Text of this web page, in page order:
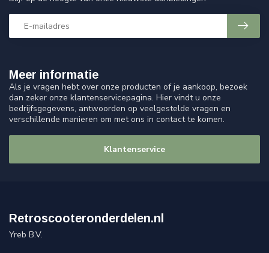
Meer informatie
Als je vragen hebt over onze producten of je aankoop, bezoek
dan zeker onze klantenservicepagina. Hier vindt u onze
bedrijfsgegevens, antwoorden op veelgestelde vragen en
verschillende manieren om met ons in contact te komen.
Klantenservice
Retroscooteronderdelen.nl
Yreb B.V.